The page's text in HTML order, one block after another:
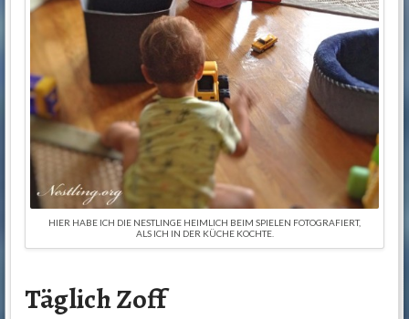
HIER HABE ICH DIE NESTLINGE HEIMLICH BEIM SPIELEN FOTOGRAFIERT,
ALS ICH IN DER KÜCHE KOCHTE.
Täglich Zoff